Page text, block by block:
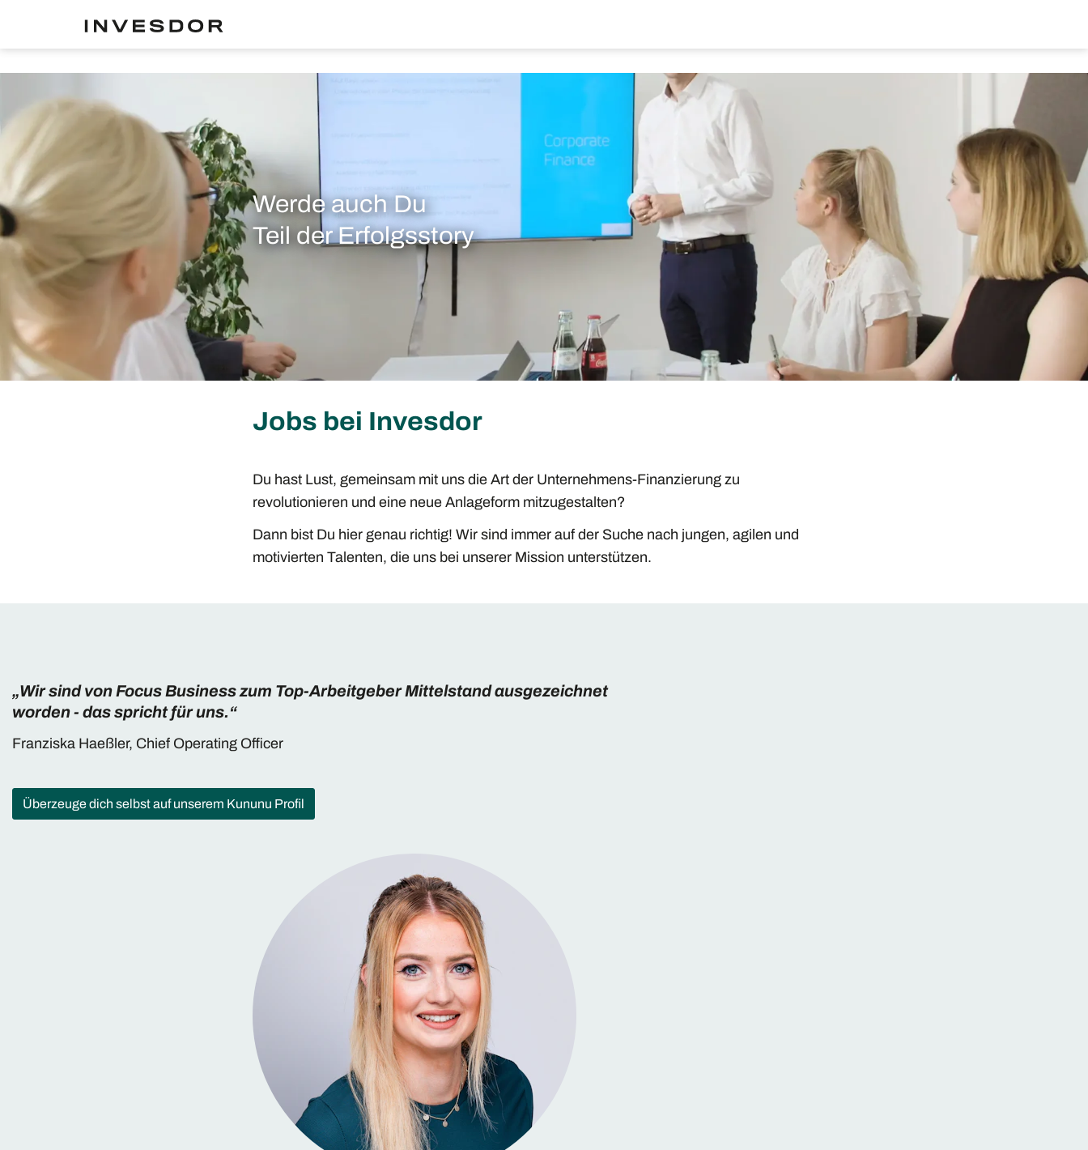
Werde auch Du
Teil der Erfolgsstory
Jobs bei Invesdor
Du hast Lust, gemeinsam mit uns die Art der Unternehmens-Finanzierung zu
revolutionieren und eine neue Anlageform mitzugestalten?
Dann bist Du hier genau richtig! Wir sind immer auf der Suche nach jungen, agilen und
motivierten Talenten, die uns bei unserer Mission unterstützen.
„Wir sind von Focus Business zum Top-Arbeitgeber Mittelstand ausgezeichnet
worden - das spricht für uns.“
Franziska Haeßler, Chief Operating Officer
Überzeuge dich selbst auf unserem Kununu Profil